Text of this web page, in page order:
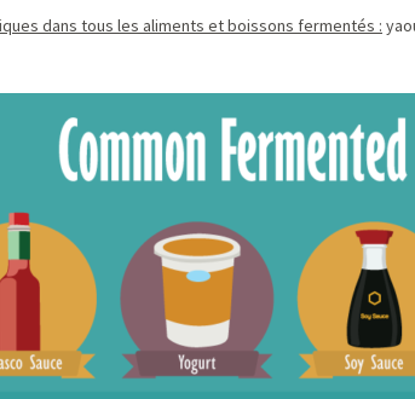
dans tous les aliments et boissons fermentés :